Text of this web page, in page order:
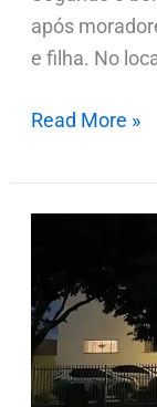
após
e filha. No
Read More »
trabalho
termina
com
funcionário